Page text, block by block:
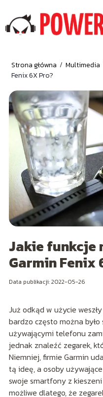
Strona główna / Multimedia
Fenix 6X Pro?
Jakie funkcje
Garmin Fenix
Data publikacji: 2022-05-26
Już odkąd w użycie
bardzo często można
używającymi telefonu
jednak znaleźć zegarek,
Niemniej, firmie Garmin
tą ideę, a osoby
swoje smartfony z
możliwe dlatego, że